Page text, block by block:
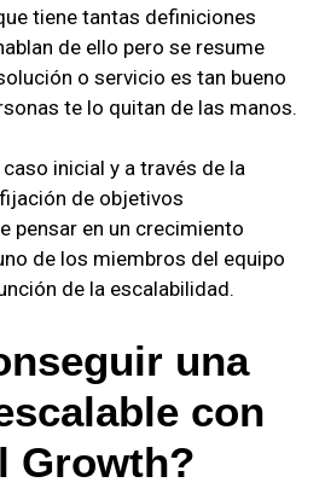
tiene tantas definiciones
de ello pero se resume
o servicio es tan bueno
te lo quitan de las manos.
inicial y a través de la
de objetivos
pensar en un crecimiento
de los miembros del equipo
de la escalabilidad.
una
con
Growth?